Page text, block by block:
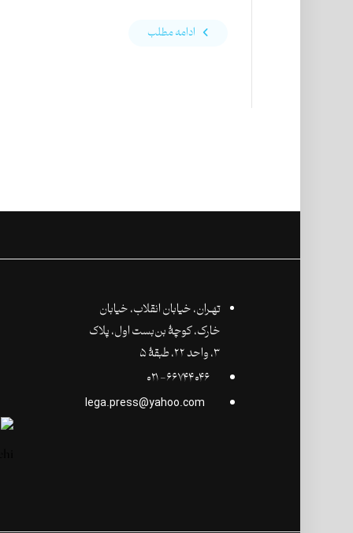
ادامه مطلب
تهـران،‌ خیابان انقلاب، خیابان
خارک، کوچۀ بن‌بست اول، پلاک
۳، واحد ۲۲، طبقۀ ۵